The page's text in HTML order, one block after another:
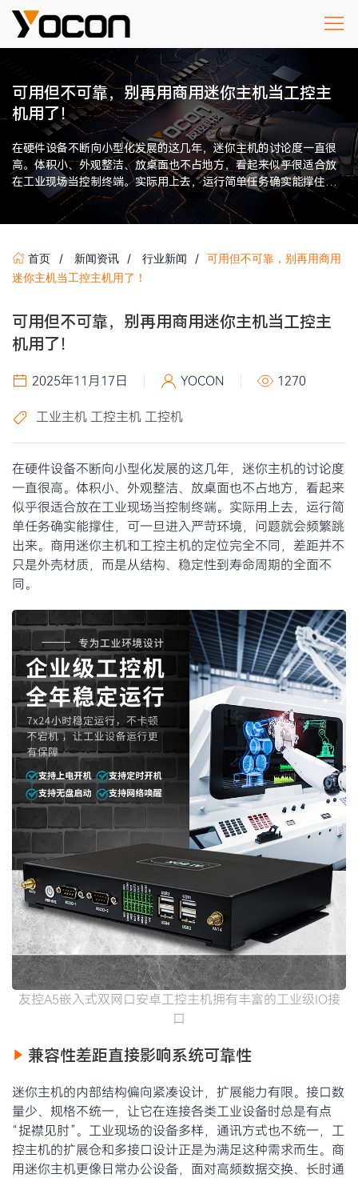
可用但不可靠，别再用商用迷你主机当工控主
机用了！
在硬件设备不断向小型化发展的这几年，迷你主机的讨论度一直很
高。体积小、外观整洁、放桌面也不占地方，看起来似乎很适合放
在工业现场当控制终端。实际用上去，运行简单任务确实能撑住，
可一旦进入严苛环境，问题就 […]
首页 新闻资讯 行业新闻
可用但不可靠，别再用商用
迷你主机当工控主机用了！
可用但不可靠，别再用商用迷你主机当工控主
机用了！
2025年11月17日 YOCON 1270
工业主机 工控主机 工控机
在硬件设备不断向小型化发展的这几年，迷你主机的讨论度
一直很高。体积小、外观整洁、放桌面也不占地方，看起来
似乎很适合放在工业现场当控制终端。实际用上去，运行简
单任务确实能撑住，可一旦进入严苛环境，问题就会频繁跳
出来。商用迷你主机和工控主机的定位完全不同，差距并不
只是外壳材质，而是从结构、稳定性到寿命周期的全面不
同。
友控A5嵌入式双网口安卓工控主机拥有丰富的工业级IO接
口
兼容性差距直接影响系统可靠性
迷你主机的内部结构偏向紧凑设计，扩展能力有限。接口数
量少、规格不统一，让它在连接各类工业设备时总是有点
“捉襟见肘”。工业现场的设备多样，通讯方式也不统一，工
控主机的扩展仓和多接口设计正是为满足这种需求而生。商
用迷你主机更像日常办公设备，面对高频数据交换、长时通